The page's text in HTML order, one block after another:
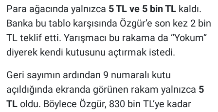
Para ağacında yalnızca 5 TL ve 5 bin TLkaldı.
Banka bu tablo karşısında Özgür’e son kez 2 bin
TL teklif etti. Yarışmacı bu rakama da “Yokum”
diyerek kendi kutusunu açtırmak istedi.
Geri sayımın ardından 9 numaralı kutu
açıldığında ekranda görünen rakam yalnızca 5
TLoldu. Böylece Özgür, 830 bin TL’ye kadar